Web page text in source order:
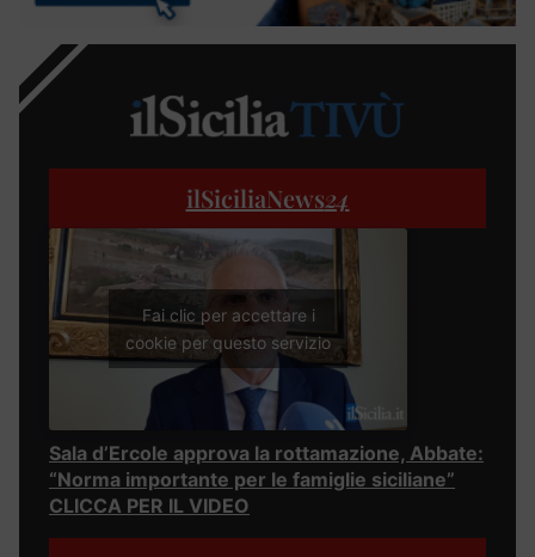
ilSiciliaNews24
Fai clic per accettare i
cookie per questo servizio
Sala d’Ercole approva la rottamazione, Abbate:
“Norma importante per le famiglie siciliane”
CLICCA PER IL VIDEO